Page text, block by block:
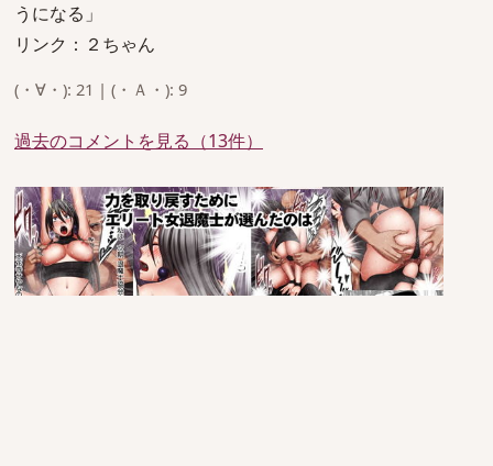
うになる」
リンク：２ちゃん
(・∀・): 21 | (・Ａ・): 9
過去のコメントを見る（13件）